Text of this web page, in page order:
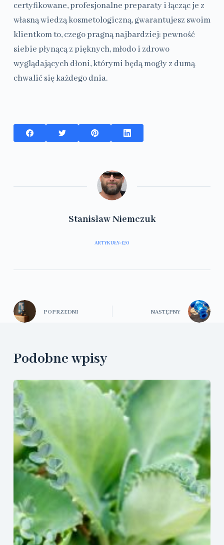
certyfikowane, profesjonalne preparaty i łącząc je z
własną wiedzą kosmetologiczną, gwarantujesz swoim
klientkom to, czego pragną najbardziej: pewność
siebie płynącą z pięknych, młodo i zdrowo
wyglądających dłoni, którymi będą mogły z dumą
chwalić się każdego dnia.
Stanisław Niemczuk
ARTYKUŁY: 120
POPRZEDNI NASTĘPNY
Podobne wpisy